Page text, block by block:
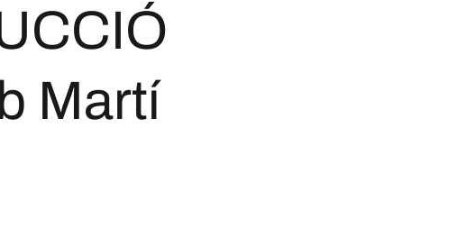
Martí